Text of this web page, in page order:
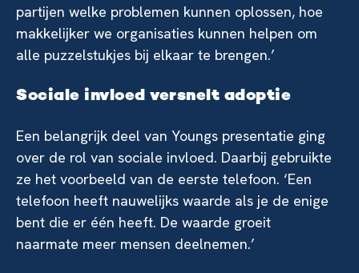
partijen welke problemen kunnen oplossen, hoe
makkelijker we organisaties kunnen helpen om
alle puzzelstukjes bij elkaar te brengen.’
Sociale invloed versnelt adoptie
Een belangrijk deel van Youngs presentatie ging
over de rol van sociale invloed. Daarbij gebruikte
ze het voorbeeld van de eerste telefoon. ‘Een
telefoon heeft nauwelijks waarde als je de enige
bent die er één heeft. De waarde groeit
naarmate meer mensen deelnemen.’